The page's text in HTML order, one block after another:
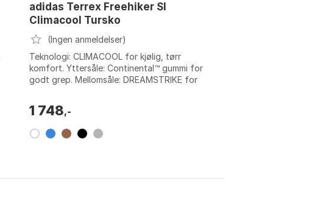
adidas Terrex Freehiker Sl
Climacool Tursko
(Ingen anmeldelser)
Teknologi: CLIMACOOL for kjølig, tørr
komfort. Yttersåle: Continental™ gummi for
godt grep. Mellomsåle: DREAMSTRIKE for
1 748,-